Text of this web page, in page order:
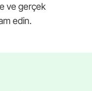
ve gerçek
edin.